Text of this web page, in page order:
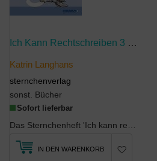
Ich Kann Rechtschreiben 3 - Schülerarbeitsheft Für Die 2. Bis 4. Klasse - Neues Design
Katrin Langhans
sternchenverlag
sonst. Bücher
Sofort lieferbar
IN DEN WARENKORB